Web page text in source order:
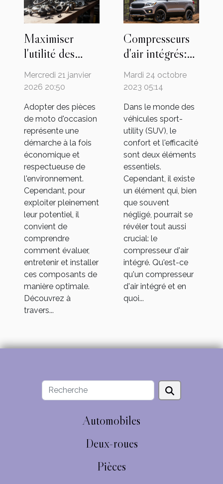
Maximiser
l'utilité des
pièces de moto
d'occasion
Mercredi 21 janvier
2026 20:50
Adopter des pièces
de moto d'occasion
représente une
démarche à la fois
économique et
respectueuse de
l'environnement.
Cependant, pour
exploiter pleinement
leur potentiel, il
convient de
comprendre
comment évaluer,
entretenir et installer
ces composants de
manière optimale.
Découvrez à
travers...
Compresseurs
d'air intégrés:
un must pour
votre SUV?
Mardi 24 octobre
2023 05:14
Dans le monde des
véhicules sport-
utility (SUV), le
confort et l'efficacité
sont deux éléments
essentiels.
Cependant, il existe
un élément qui, bien
que souvent
négligé, pourrait se
révéler tout aussi
crucial: le
compresseur d'air
intégré. Qu'est-ce
qu'un compresseur
d'air intégré et en
quoi...
Automobiles
Deux-roues
Pièces